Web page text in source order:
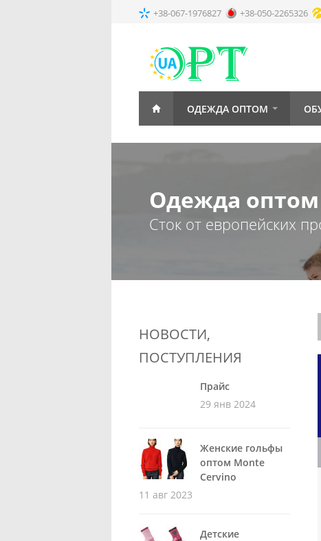
НОВОСТИ,
ПОСТУПЛЕНИЯ
Прайс
29 янв 2024
Женские гольфы
оптом Monte
Cervino
11 авг 2023
Детские
+38-067-1976827 +38-050-2265326
ОДЕЖДА ОПТОМ
Одежда
Сток от европейских